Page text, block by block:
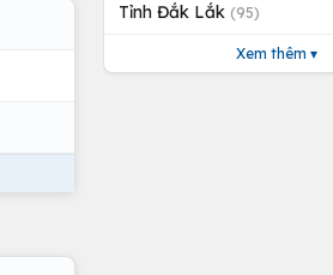
Tỉnh Đắk Lắk (95)
Xem thêm ▾